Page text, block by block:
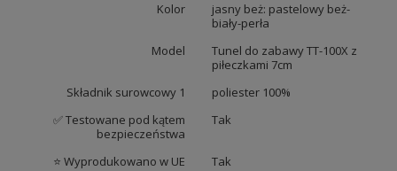
Kolor
jasny beż: pastelowy beż-
biały-perła
Model
Tunel do zabawy TT-100X z
piłeczkami 7cm
Składnik surowcowy 1
poliester 100%
✅ Testowane pod kątem
bezpieczeństwa
Tak
⭐ Wyprodukowano w UE
Tak